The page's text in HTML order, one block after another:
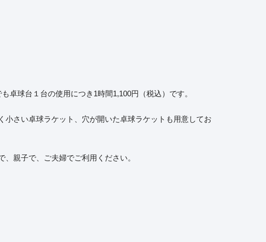
卓球台１台の使用につき1時間1,100円（税込）です。
さい卓球ラケット、穴が開いた卓球ラケットも用意してお
親子で、ご夫婦でご利用ください。